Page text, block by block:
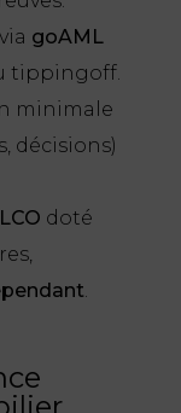
via goAML
tippingoff.
minimale
décisions)
doté
pendant.